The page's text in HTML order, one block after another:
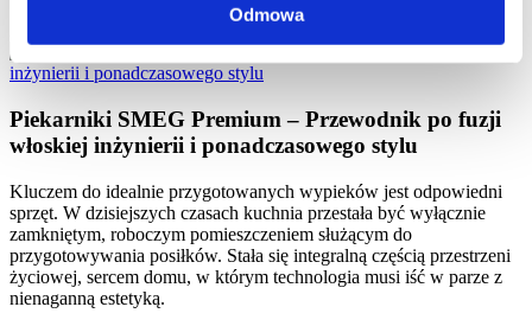
Odmowa
Piekarniki SMEG Premium – Przewodnik po fuzji
włoskiej inżynierii i ponadczasowego stylu
Kluczem do idealnie przygotowanych wypieków jest odpowiedni
sprzęt. W dzisiejszych czasach kuchnia przestała być wyłącznie
zamkniętym, roboczym pomieszczeniem służącym do
przygotowywania posiłków. Stała się integralną częścią przestrzeni
życiowej, sercem domu, w którym technologia musi iść w parze z
nienaganną estetyką.